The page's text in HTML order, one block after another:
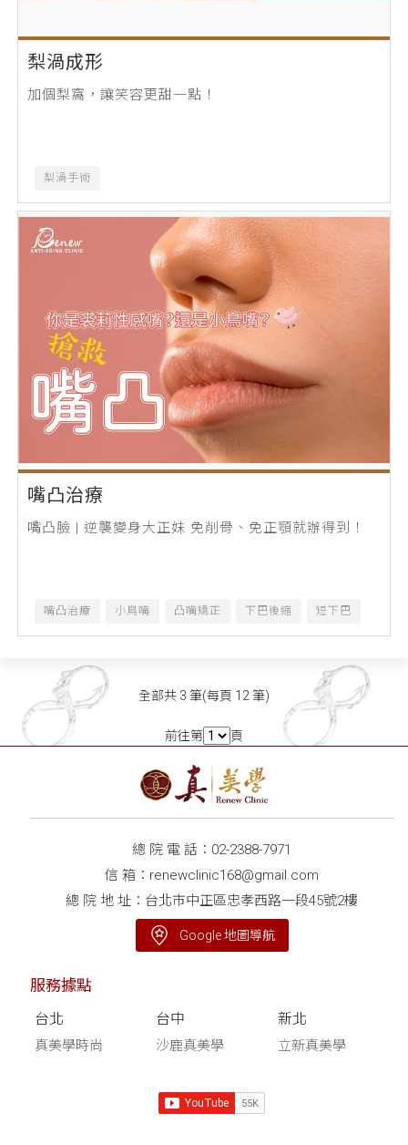
梨渦成形
加個梨窩，讓笑容更甜一點！
梨渦手術
嘴凸治療
嘴凸臉 | 逆襲變身大正妹 免削骨、免正顎就辦得到！
嘴凸治療 小鳥嘴 凸嘴矯正 下巴後縮 短下巴
全部共 3 筆(每頁 12 筆)
前往第 頁
總 院 電 話： 02-2388-7971
信 箱： renewclinic168@gmail.com
總 院 地 址：台北市中正區忠孝西路一段45號2樓
Google 地圖導航
服務據點
台北
真美學時尚
台中
沙鹿真美學
新北
立新真美學